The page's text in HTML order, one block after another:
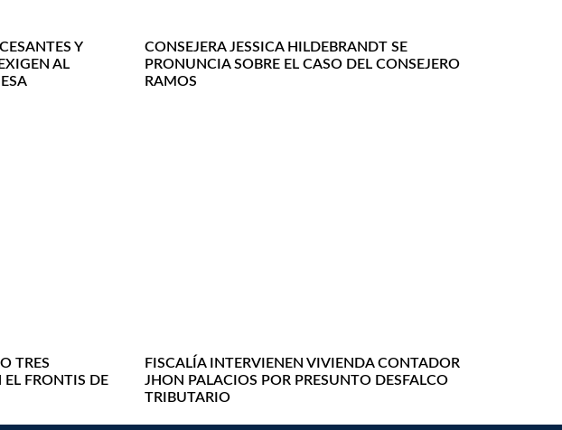
Y
AL
CONSEJERA JESSICA HILDEBRANDT SE
PRONUNCIA SOBRE EL CASO DEL CONSEJERO
RAMOS
TRES
FRONTIS DE
FISCALÍA INTERVIENEN VIVIENDA CONTADOR
JHON PALACIOS POR PRESUNTO DESFALCO
TRIBUTARIO